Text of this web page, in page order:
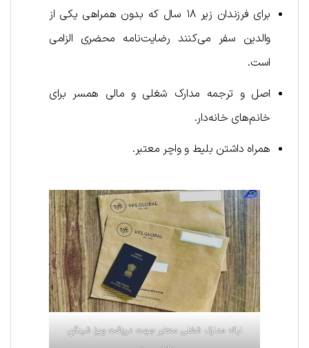
برای فرزندان زیر ۱۸ سال که بدون همراهی یکی از
والدین سفر می‌کنند رضایت‌نامه محضری الزامی
است.
اصل و ترجمه مدارک شغلی و مالی همسر برای
خانم‌های خانه‌دار.
همراه داشتن بلیط و واچر معتبر.
ارائه مدارک شغلی معتبر جهت دریافت ویزا شینگن